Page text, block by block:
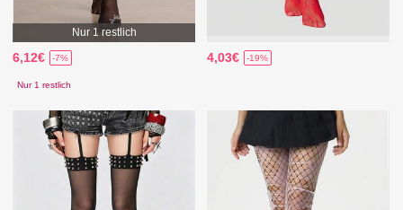
Nur 1 restlich
6,12€ -7%
Nur 1 restlich
4,03€ -19%